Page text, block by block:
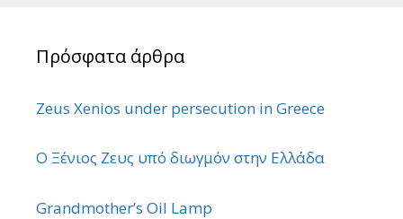
Πρόσφατα άρθρα
Zeus Xenios under persecution in Greece
Ο Ξένιος Ζευς υπό διωγμόν στην Ελλάδα
Grandmother’s Oil Lamp